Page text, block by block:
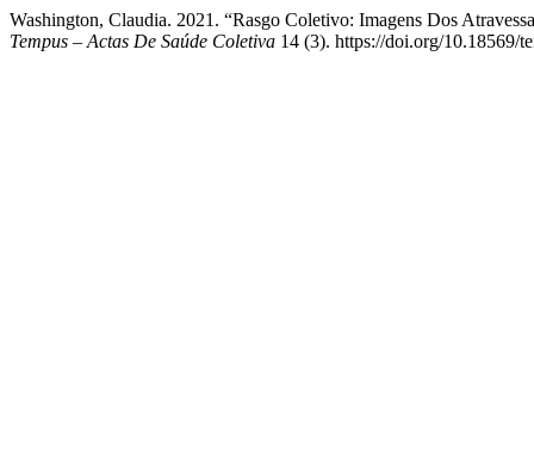
Washington, Claudia. 2021. “Rasgo Coletivo: Imagens Dos
Tempus – Actas De Saúde Coletiva 14 (3). https://doi.org/10.18569/